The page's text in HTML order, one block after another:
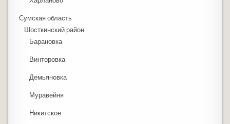
Сумская область
Шосткинский район
Барановка
Винторовка
Демьяновка
Муравейня
Никитское